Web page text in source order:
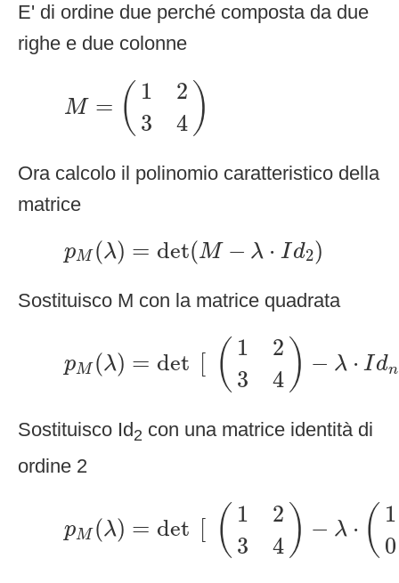
E' di ordine due perché composta da due
righe e due colonne
M = ( 1
2
3
4 )
1 2 4)
Ora calcolo il polinomio caratteristico della
matrice
pM (λ) = det(M − λ ⋅ Id2)
pM =det(M ⋅I 2)
Sostituisco M con la matrice quadrata
pM (λ) = det [ ( 1
2
3
4 ) − λ ⋅ Idn
( 1 34 )−
Sostituisco Id2 con una matrice identità di
ordine 2
pM (λ) = det [ ( 1
2
3
4 ) − λ ⋅ ( 1
0
[ ( 3 4 0 1